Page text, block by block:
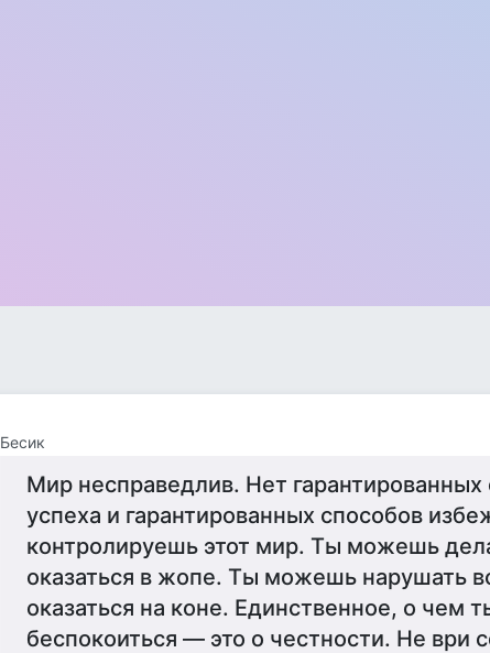
Бесик
Мир несправедлив. Нет гарантированных
успеха и гарантированных способов
контролируешь этот мир. Ты можешь
оказаться в жопе. Ты можешь нарушать
оказаться на коне. Единственное, о чем
беспокоиться — это о честности. Не ври